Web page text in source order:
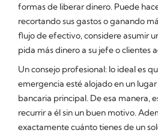
formas de liberar dinero. Puede
recortando sus gastos o ganando
flujo de efectivo, considere asumir
pida más dinero a su jefe o clientes
Un consejo profesional: lo ideal es
emergencia esté alojado en un
bancaria principal. De esa manera,
recurrir a él sin un buen motivo.
exactamente cuánto tienes de un